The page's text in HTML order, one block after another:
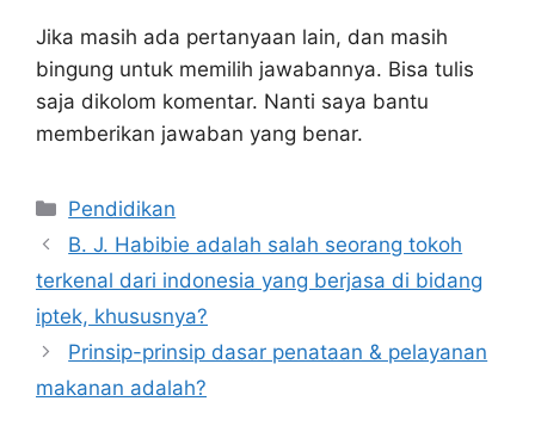
Jika masih ada pertanyaan lain, dan masih
bingung untuk memilih jawabannya. Bisa tulis
saja dikolom komentar. Nanti saya bantu
memberikan jawaban yang benar.
Kategori
Pendidikan
B. J. Habibie adalah salah seorang tokoh
terkenal dari indonesia yang berjasa di bidang
iptek, khususnya?
Prinsip-prinsip dasar penataan & pelayanan
makanan adalah?